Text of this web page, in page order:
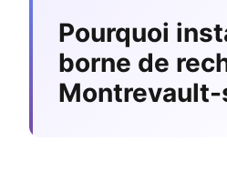
Pourquoi
borne de
Montrevault-